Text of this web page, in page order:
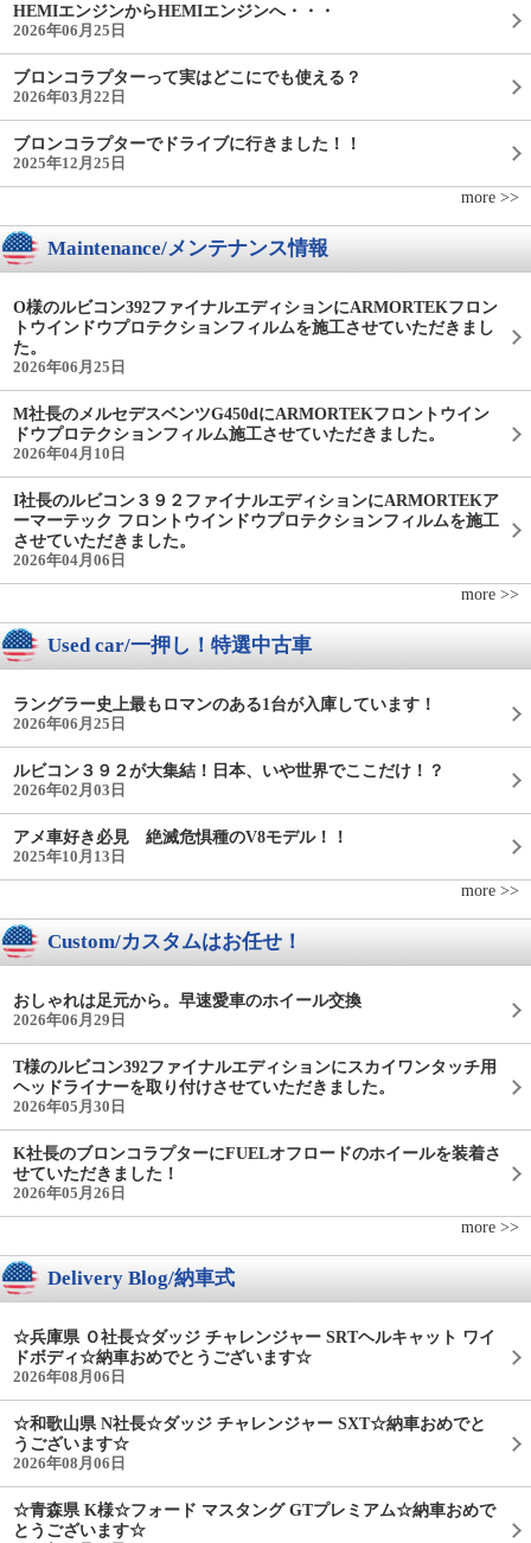
HEMIエンジンからHEMIエンジンへ・・・
2026年06月25日
ブロンコラプターって実はどこにでも使える？
2026年03月22日
ブロンコラプターでドライブに行きました！！
2025年12月25日
more >>
Maintenance/メンテナンス情報
O様のルビコン392ファイナルエディションにARMORTEKフロン
トウインドウプロテクションフィルムを施工させていただきまし
た。
2026年06月25日
M社長のメルセデスベンツG450dにARMORTEKフロントウイン
ドウプロテクションフィルム施工させていただきました。
2026年04月10日
I社長のルビコン３９２ファイナルエディションにARMORTEKア
ーマーテック フロントウインドウプロテクションフィルムを施工
させていただきました。
2026年04月06日
more >>
Used car/一押し！特選中古車
ラングラー史上最もロマンのある1台が入庫しています！
2026年06月25日
ルビコン３９２が大集結！日本、いや世界でここだけ！？
2026年02月03日
アメ車好き必見 絶滅危惧種のV8モデル！！
2025年10月13日
more >>
Custom/カスタムはお任せ！
おしゃれは足元から。早速愛車のホイール交換
2026年06月29日
T様のルビコン392ファイナルエディションにスカイワンタッチ用
ヘッドライナーを取り付けさせていただきました。
2026年05月30日
K社長のブロンコラプターにFUELオフロードのホイールを装着さ
せていただきました！
2026年05月26日
more >>
Delivery Blog/納車式
☆兵庫県 Ｏ社長☆ダッジ チャレンジャー SRTヘルキャット ワイ
ドボディ☆納車おめでとうございます☆
2026年08月06日
☆和歌山県 N社長☆ダッジ チャレンジャー SXT☆納車おめでと
うございます☆
2026年08月06日
☆青森県 K様☆フォード マスタング GTプレミアム☆納車おめで
とうございます☆